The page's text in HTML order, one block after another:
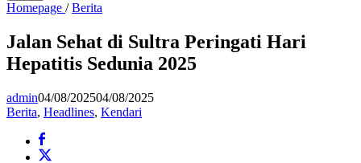
Homepage / Berita
Sultra
Peringati
Hepatitis
Sedunia
2025
Jalan Sehat di Sultra Peringati Hari
Hepatitis Sedunia 2025
admin04/08/202504/08/2025
Berita, Headlines, Kendari